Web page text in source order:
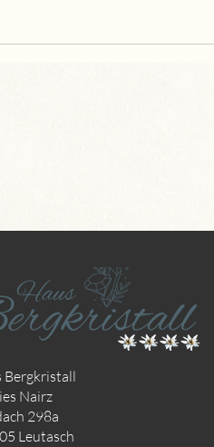
Bergkristall
Nairz
298a
Leutasch